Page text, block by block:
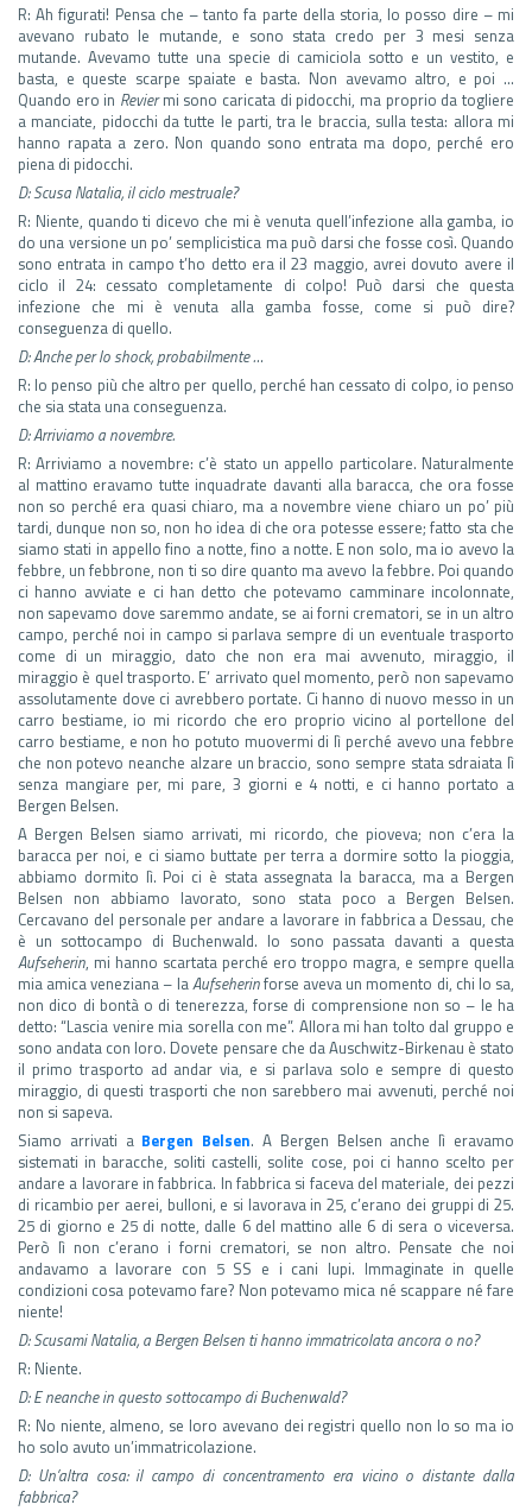
R: Ah figurati! Pensa che – tanto fa parte della storia, lo posso dire – mi
avevano rubato le mutande, e sono stata credo per 3 mesi senza
mutande. Avevamo tutte una specie di camiciola sotto e un vestito, e
basta, e queste scarpe spaiate e basta. Non avevamo altro, e poi …
Quando ero in Reviermi sono caricata di pidocchi, ma proprio da togliere
a manciate, pidocchi da tutte le parti, tra le braccia, sulla testa: allora mi
hanno rapata a zero. Non quando sono entrata ma dopo, perché ero
piena di pidocchi.
D:Scusa Natalia, il ciclo mestruale?
R: Niente, quando ti dicevo che mi è venuta quell’infezione alla gamba, io
do una versione un po’ semplicistica ma può darsi che fosse così. Quando
sono entrata in campo t’ho detto era il 23 maggio, avrei dovuto avere il
ciclo il 24: cessato completamente di colpo! Può darsi che questa
infezione che mi è venuta alla gamba fosse, come si può dire?
conseguenza di quello.
D:Anche per lo shock, probabilmente …
R: Io penso più che altro per quello, perché han cessato di colpo, io penso
che sia stata una conseguenza.
D:Arriviamo a novembre.
R: Arriviamo a novembre: c’è stato un appello particolare. Naturalmente
al mattino eravamo tutte inquadrate davanti alla baracca, che ora fosse
non so perché era quasi chiaro, ma a novembre viene chiaro un po’ più
tardi, dunque non so, non ho idea di che ora potesse essere; fatto sta che
siamo stati in appello fino a notte, fino a notte. E non solo, ma io avevo la
febbre, un febbrone, non ti so dire quanto ma avevo la febbre. Poi quando
ci hanno avviate e ci han detto che potevamo camminare incolonnate,
non sapevamo dove saremmo andate, se ai forni crematori, se in un altro
campo, perché noi in campo si parlava sempre di un eventuale trasporto
come di un miraggio, dato che non era mai avvenuto, miraggio, il
miraggio è quel trasporto. E’ arrivato quel momento, però non sapevamo
assolutamente dove ci avrebbero portate. Ci hanno di nuovo messo in un
carro bestiame, io mi ricordo che ero proprio vicino al portellone del
carro bestiame, e non ho potuto muovermi di lì perché avevo una febbre
che non potevo neanche alzare un braccio, sono sempre stata sdraiata lì
senza mangiare per, mi pare, 3 giorni e 4 notti, e ci hanno portato a
Bergen Belsen.
A Bergen Belsen siamo arrivati, mi ricordo, che pioveva; non c’era la
baracca per noi, e ci siamo buttate per terra a dormire sotto la pioggia,
abbiamo dormito lì. Poi ci è stata assegnata la baracca, ma a Bergen
Belsen non abbiamo lavorato, sono stata poco a Bergen Belsen.
Cercavano del personale per andare a lavorare in fabbrica a Dessau, che
è un sottocampo di Buchenwald. Io sono passata davanti a questa
Aufseherin, mi hanno scartata perché ero troppo magra, e sempre quella
mia amica veneziana – laAufseherinforse aveva un momento di, chi lo sa,
non dico di bontà o di tenerezza, forse di comprensione non so – le ha
detto: “Lascia venire mia sorella con me”. Allora mi han tolto dal gruppo e
sono andata con loro. Dovete pensare che da Auschwitz-Birkenau è stato
il primo trasporto ad andar via, e si parlava solo e sempre di questo
miraggio, di questi trasporti che non sarebbero mai avvenuti, perché noi
non si sapeva.
Siamo arrivati a Bergen Belsen. A Bergen Belsen anche lì eravamo
sistemati in baracche, soliti castelli, solite cose, poi ci hanno scelto per
andare a lavorare in fabbrica. In fabbrica si faceva del materiale, dei pezzi
di ricambio per aerei, bulloni, e si lavorava in 25, c’erano dei gruppi di 25.
25 di giorno e 25 di notte, dalle 6 del mattino alle 6 di sera o viceversa.
Però lì non c’erano i forni crematori, se non altro. Pensate che noi
andavamo a lavorare con 5 SS e i cani lupi. Immaginate in quelle
condizioni cosa potevamo fare? Non potevamo mica né scappare né fare
niente!
D: Scusami Natalia, a Bergen Belsen ti hanno immatricolata ancora o no?
R: Niente.
D: E neanche in questo sottocampo di Buchenwald?
R: No niente, almeno, se loro avevano dei registri quello non lo so ma io
ho solo avuto un’immatricolazione.
D: Un’altra cosa: il campo di concentramento era vicino o distante dalla
fabbrica?